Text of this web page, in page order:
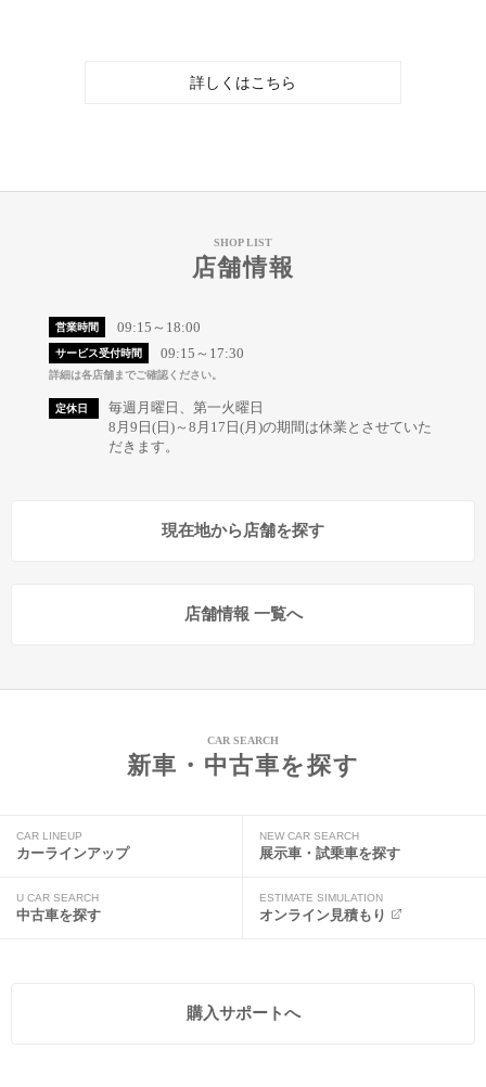
詳しくはこちら
SHOP LIST
店舗情報
営業時間 09:15～18:00
サービス受付時間 09:15～17:30
詳細は各店舗までご確認ください。
定休日
毎週月曜日、第一火曜日
8月9日(日)～8月17日(月)の期間は休業とさせていた
だきます。
現在地から店舗を探す
店舗情報 一覧へ
CAR SEARCH
新車・中古車を探す
CAR LINEUP
カーラインアップ
NEW CAR SEARCH
展示車・試乗車を探す
U CAR SEARCH
中古車を探す
ESTIMATE SIMULATION
オンライン見積もり
購入サポートへ